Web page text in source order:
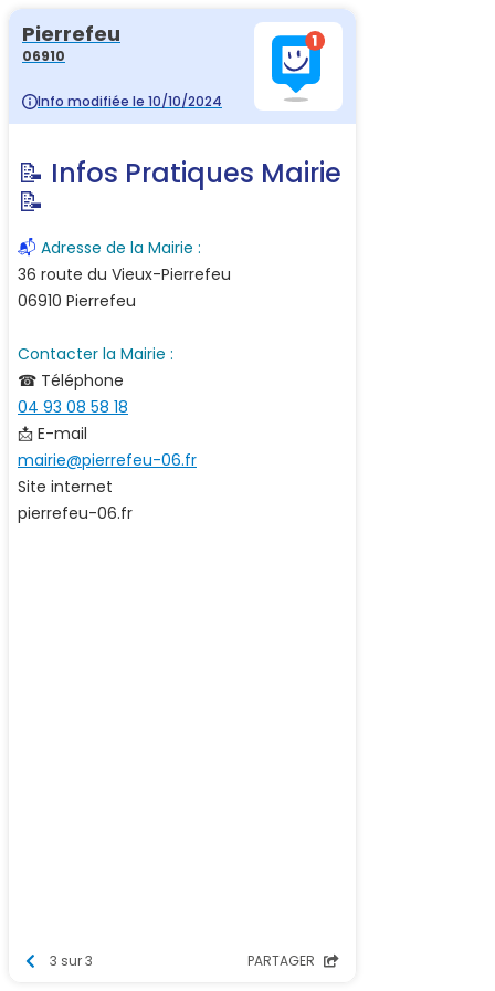
Pierrefeu
06910
Info modifiée le 10/10/2024
📝 Infos Pratiques Mairie
📝
📬 Adresse de la Mairie :
36 route du Vieux-Pierrefeu
06910 Pierrefeu
Contacter la Mairie :
☎ Téléphone
04 93 08 58 18
📩 E-mail
mairie@pierrefeu-06.fr
Site internet
pierrefeu-06.fr
3 sur 3 PARTAGER